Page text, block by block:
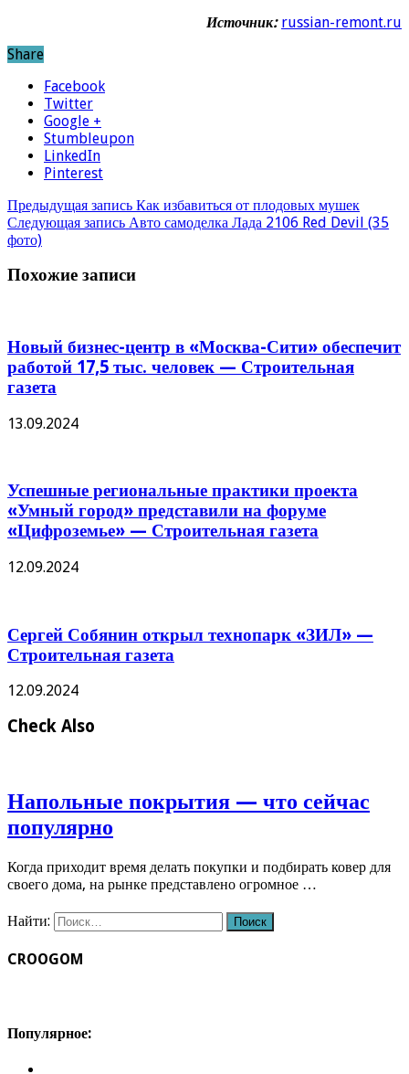
Источник: russian-remont.ru
Share
Facebook
Twitter
Google +
Stumbleupon
LinkedIn
Pinterest
Предыдущая запись Как избавиться от плодовых мушек
Следующая запись Авто самоделка Лада 2106 Red Devil (35
фото)
Похожие записи
Новый бизнес-центр в «Москва-Сити» обеспечит
работой 17,5 тыс. человек — Строительная
газета
13.09.2024
Успешные региональные практики проекта
«Умный город» представили на форуме
«Цифроземье» — Строительная газета
12.09.2024
Сергей Собянин открыл технопарк «ЗИЛ» —
Строительная газета
12.09.2024
Check Also
Напольные покрытия — что сейчас
популярно
Когда приходит время делать покупки и подбирать ковер для
своего дома, на рынке представлено огромное …
Найти:
CROOGOM
Популярное: